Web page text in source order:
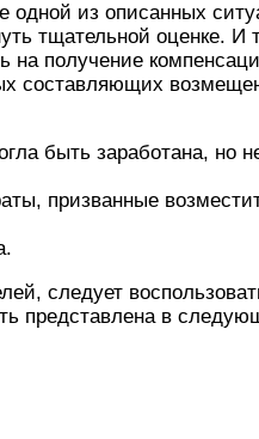
одной из описанных
тщательной оценке. И
на получение
составляющих
быть заработана, но
призванные
следует
представлена в